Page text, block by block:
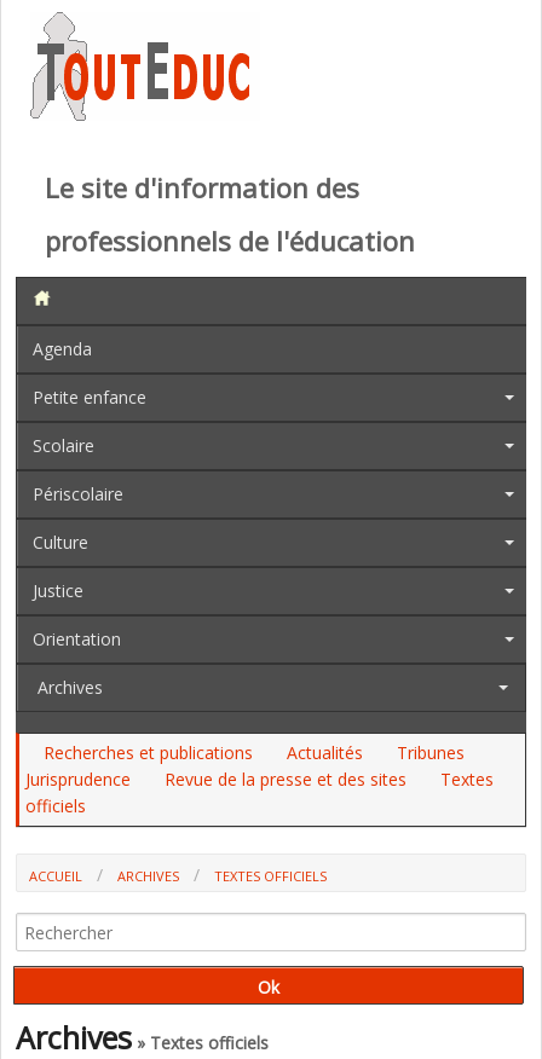
Le site d'information des
professionnels de l'éducation
Agenda
Petite enfance
Scolaire
Périscolaire
Culture
Justice
Orientation
Archives
Recherches et publications Actualités
Tribunes
Jurisprudence
Revue de la presse et des sites
Textes
officiels
ACCUEIL ARCHIVES
TEXTES OFFICIELS
L'ENSEIGNEMENT AGRICOLE, LES CONCOURS, L'AEFE, LES POSTES DE
DIRECTION
Archives » Textes officiels